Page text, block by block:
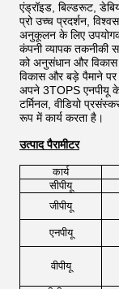
एंड्रॉइड, बिल्डरूट,
प्रो उच्च प्रदर्शन,
अनुकूलन के लिए
कंपनी व्यापक तकनीकी
को अनुसंधान और विकास
विकास और बड़े पैमाने पर
अपने 3TOPS एनपीयू के
टर्मिनल, वीडियो
रूप में कार्य करता है।
उत्पाद पैरामीटर
कार्य
सीपीयू
जीपीयू
एनपीयू
वीपीयू